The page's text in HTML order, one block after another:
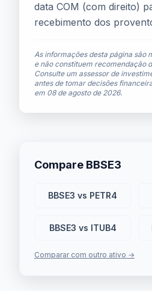
data COM (com direito)
recebimento dos
As informações desta página são
e não constituem recomendação
Consulte um assessor de
antes de tomar decisões
em 08 de agosto de 2026.
Compare BBSE3
BBSE3 vs PETR4
BBSE3 vs ITUB4
Comparar com outro ativo →